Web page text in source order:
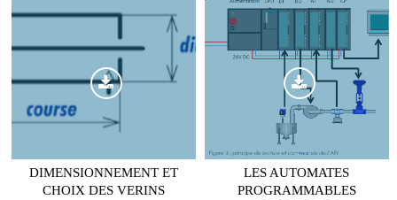
LES AUTOMATES
PROGRAMMABLES
DIMENSIONNEMENT ET
CHOIX DES VERINS